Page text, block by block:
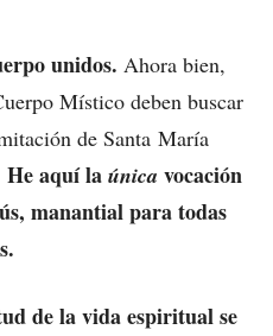
unidos. Ahora bien,
Místico deben buscar
de Santa María
He aquí la única vocación
manantial para todas
de la vida espiritual se